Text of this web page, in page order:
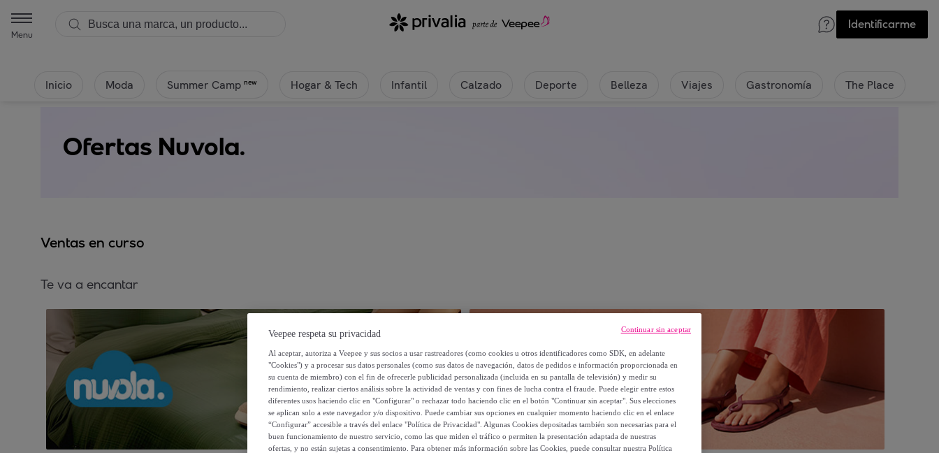
Menu
Identificarme
Inicio Moda Summer Camp new Hogar & Tech Infantil Calzado Deporte Belleza Viajes Gastronomía The Place
Ofertas Nuvola.
Ventas en curso
Te va a encantar
Veepee respeta su privacidad
Al aceptar, autoriza a Veepee y sus socios a usar rastreadores (como cookies u otros identificadores como SDK, en adelante
"Cookies") y a procesar sus datos personales (como sus datos de navegación, datos de pedidos e información proporcionada en
su cuenta de miembro) con el fin de ofrecerle publicidad personalizada (incluida en su pantalla de televisión) y medir su
rendimiento, realizar ciertos análisis sobre la actividad de ventas y con fines de lucha contra el fraude. Puede elegir entre estos
diferentes usos haciendo clic en "Configurar" o rechazar todo haciendo clic en el botón "Continuar sin aceptar". Sus elecciones
se aplican solo a este navegador y/o dispositivo. Puede cambiar sus opciones en cualquier momento haciendo clic en el enlace
“Configurar” accesible a través del enlace "Política de Privacidad". Algunas Cookies depositadas también son necesarias para el
buen funcionamiento de nuestro servicio, como las que miden el tráfico o permiten la presentación adaptada de nuestras
ofertas, y no están sujetas a consentimiento. Para obtener más información sobre las Cookies, puede consultar nuestra Política
Continuar sin aceptar